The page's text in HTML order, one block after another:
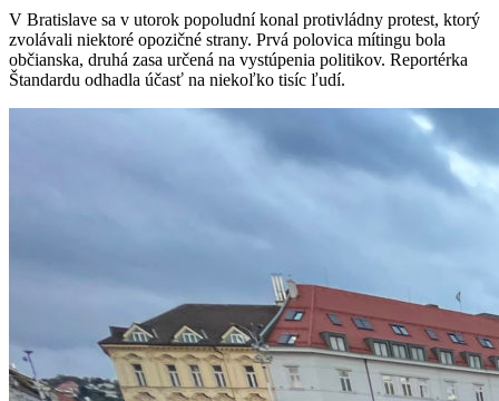
V Bratislave sa v utorok popoludní konal protivládny protest, ktorý
zvolávali niektoré opozičné strany. Prvá polovica mítingu bola
občianska, druhá zasa určená na vystúpenia politikov. Reportérka
Štandardu odhadla účasť na niekoľko tisíc ľudí.